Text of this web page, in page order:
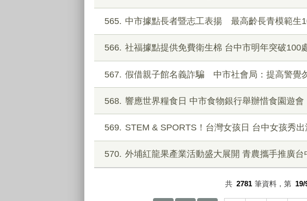
565 中市據點長者暨志工表揚 最高齡長青模範生
566 社福據點提供免費衛生棉 台中市明年突破100
567 假借親子館名義詐騙 中市社會局：提高警覺
568 響應世界糧食日 中市食物銀行舉辦惜食園遊會
569 STEM & SPORTS！台灣女孩日 台中女孩秀出
570 外埔紅龍果產業活動盛大展開 青農攜手推廣台
共 2781 筆資料，第 19/